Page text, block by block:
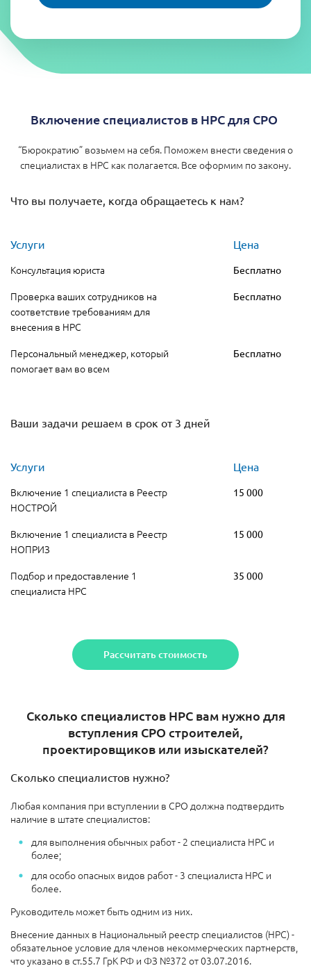
Включение специалистов в НРС для СРО
“Бюрократию” возьмем на себя. Поможем внести сведения о
специалистах в НРС как полагается. Все оформим по закону.
Что вы получаете, когда обращаетесь к нам?
Услуги
Цена
Консультация юриста
Бесплатно
Проверка ваших сотрудников на
соответствие требованиям для
внесения в НРС
Бесплатно
Персональный менеджер, который
помогает вам во всем
Бесплатно
Ваши задачи решаем в срок от 3 дней
Услуги
Цена
Включение 1 специалиста в Реестр
НОСТРОЙ
15 000
Включение 1 специалиста в Реестр
НОПРИЗ
15 000
Подбор и предоставление 1
специалиста НРС
35 000
Рассчитать стоимость
Сколько специалистов НРС вам нужно для
вступления СРО строителей,
проектировщиков или изыскателей?
Сколько специалистов нужно?
Любая компания при вступлении в СРО должна подтвердить
наличие в штате специалистов:
для выполнения обычных работ - 2 специалиста НРС и
более;
для особо опасных видов работ - 3 специалиста НРС и
более.
Руководитель может быть одним из них.
Внесение данных в Национальный реестр специалистов (НРС) -
обязательное условие для членов некоммерческих партнерств,
что указано в ст.55.7 ГрК РФ и ФЗ №372 от 03.07.2016.